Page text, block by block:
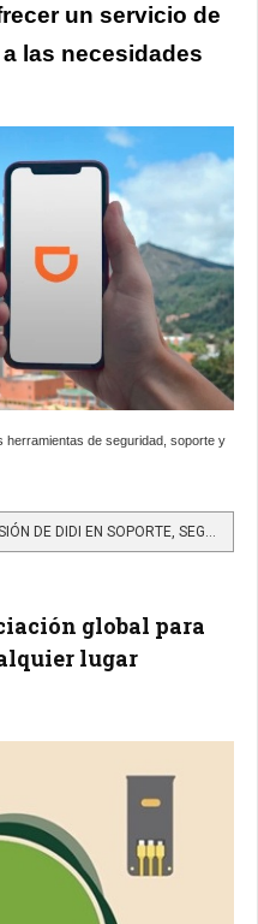
un servicio de
las necesidades
herramientas de seguridad, soporte y
global para
lugar